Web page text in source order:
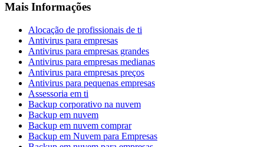
Mais Informações
Alocação de profissionais de ti
Antivirus para empresas
Antivirus para empresas grandes
Antivirus para empresas medianas
Antivirus para empresas preços
Antivirus para pequenas empresas
Assessoria em ti
Backup corporativo na nuvem
Backup em nuvem
Backup em nuvem comprar
Backup em Nuvem para Empresas